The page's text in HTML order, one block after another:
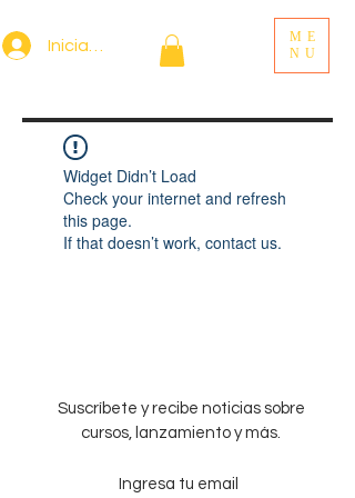
Iniciar sesión
ME
NU
Widget Didn’t Load
Check your internet and refresh
this page.
If that doesn’t work, contact us.
Suscríbete y recibe noticias sobre
cursos, lanzamiento y más.